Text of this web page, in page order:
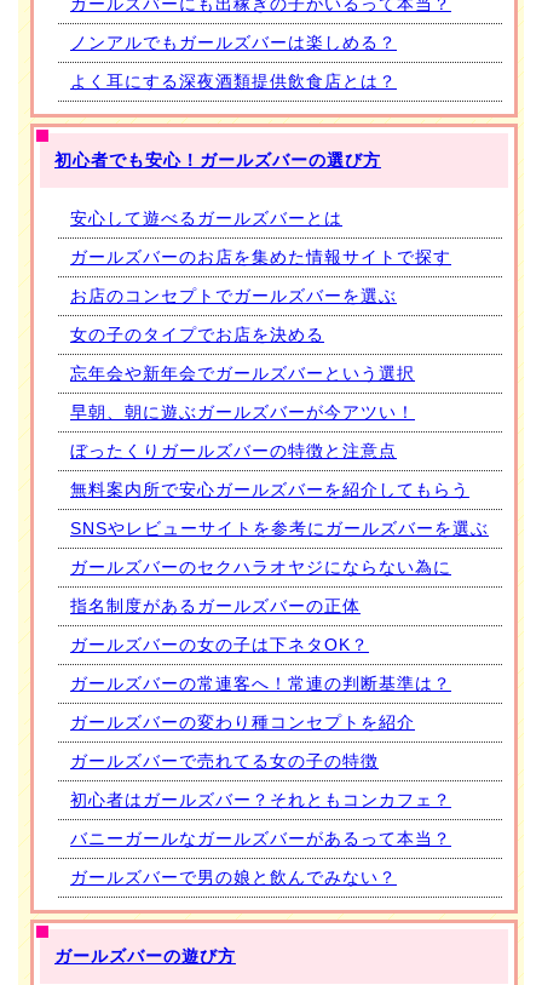
ノンアルでもガールズバーは楽しめる？
よく耳にする深夜酒類提供飲食店とは？
初心者でも安心！ガールズバーの選び方
安心して遊べるガールズバーとは
ガールズバーのお店を集めた情報サイトで探す
お店のコンセプトでガールズバーを選ぶ
女の子のタイプでお店を決める
忘年会や新年会でガールズバーという選択
早朝、朝に遊ぶガールズバーが今アツい！
ぼったくりガールズバーの特徴と注意点
無料案内所で安心ガールズバーを紹介してもらう
SNSやレビューサイトを参考にガールズバーを選ぶ
ガールズバーのセクハラオヤジにならない為に
指名制度があるガールズバーの正体
ガールズバーの女の子は下ネタOK？
ガールズバーの常連客へ！常連の判断基準は？
ガールズバーの変わり種コンセプトを紹介
ガールズバーで売れてる女の子の特徴
初心者はガールズバー？それともコンカフェ？
バニーガールなガールズバーがあるって本当？
ガールズバーで男の娘と飲んでみない？
ガールズバーの遊び方